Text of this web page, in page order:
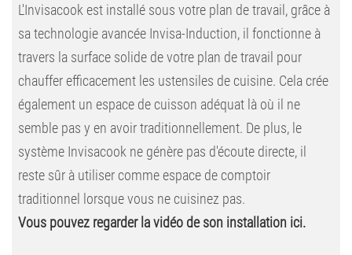
L'Invisacook est installé sous votre plan de travail, grâce à
sa technologie avancée Invisa-Induction, il fonctionne à
travers la surface solide de votre plan de travail pour
chauffer efficacement les ustensiles de cuisine. Cela crée
également un espace de cuisson adéquat là où il ne
semble pas y en avoir traditionnellement. De plus, le
système Invisacook ne génère pas d'écoute directe, il
reste sûr à utiliser comme espace de comptoir
traditionnel lorsque vous ne cuisinez pas.
Vous pouvez regarder la vidéo de son installation ici.